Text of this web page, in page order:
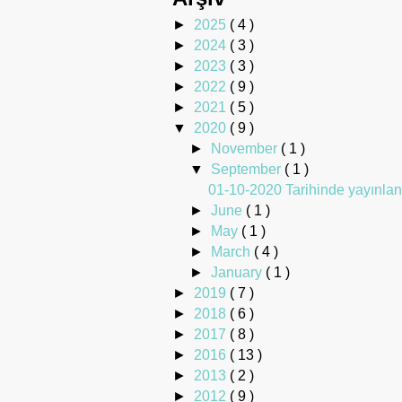
► 2025 ( 4 )
► 2024 ( 3 )
► 2023 ( 3 )
► 2022 ( 9 )
► 2021 ( 5 )
▼ 2020 ( 9 )
►
November ( 1 )
▼ September ( 1 )
01-10-2020 Tarihinde
►June ( 1 )
►
May ( 1 )
►
March ( 4 )
►January ( 1 )
► 2019 ( 7 )
► 2018 ( 6 )
► 2017 ( 8 )
► 2016 ( 13 )
► 2013 ( 2 )
► 2012 ( 9 )